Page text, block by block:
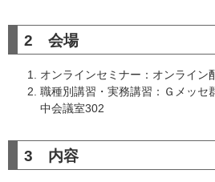
2 会場
オンラインセミナー：オンライン
職種別講習・実務講習：Ｇメッセ
中会議室302
3 内容